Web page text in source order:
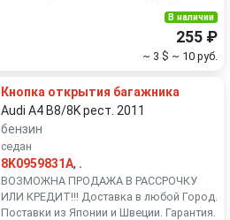
В наличии
255 ₽
~ 3 $ ~ 10 руб.
Кнопка открытия багажника
Audi A4 B8/8K рест. 2011
бензин
седан
8K0959831A, .
ВОЗМОЖНА ПРОДАЖА В РАССРОЧКУ
ИЛИ КРЕДИТ!!! Доставка в любой Город.
Поставки из Японии и Швеции. Гарантия.